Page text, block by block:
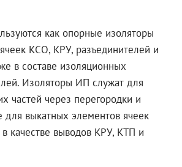
как опорные изоляторы
КСО, КРУ, разъединителей и
в составе изоляционных
Изоляторы ИП служат для
частей через перегородки и
для выкатных элементов ячеек
качестве выводов КРУ, КТП и